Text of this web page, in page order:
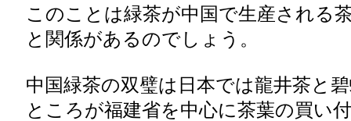
このことは緑茶が中国で生産される
と関係があるのでしょう。
中国緑茶の双璧は日本では龍井茶と
ところが福建省を中心に茶葉の買い